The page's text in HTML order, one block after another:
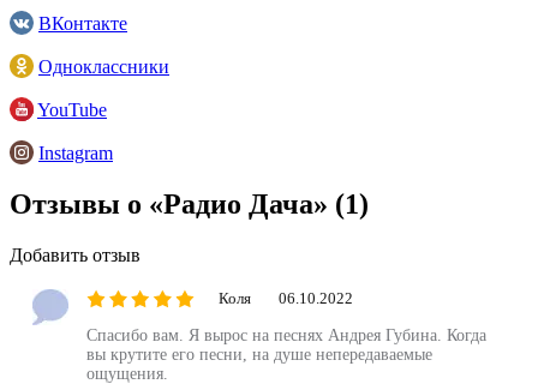
ВКонтакте
Одноклассники
YouTube
Instagram
Отзывы о «Радио Дача» (1)
Добавить отзыв
Коля 06.10.2022
Спасибо вам. Я вырос на песнях Андрея Губина. Когда
вы крутите его песни, на душе непередаваемые
ощущения.